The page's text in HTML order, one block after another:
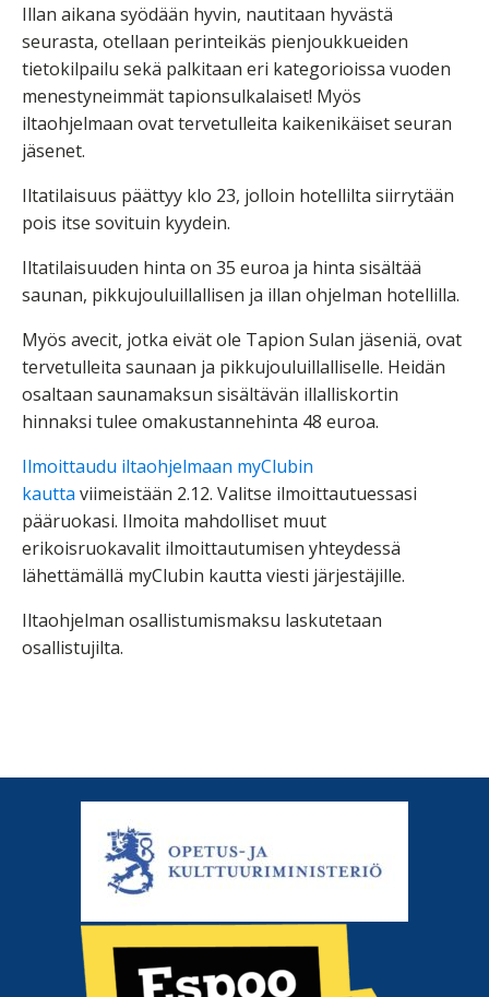
Illan aikana syödään hyvin, nautitaan hyvästä
seurasta, otellaan perinteikäs pienjoukkueiden
tietokilpailu sekä palkitaan eri kategorioissa vuoden
menestyneimmät tapionsulkalaiset! Myös
iltaohjelmaan ovat tervetulleita kaikenikäiset seuran
jäsenet.
Iltatilaisuus päättyy klo 23, jolloin hotellilta siirrytään
pois itse sovituin kyydein.
Iltatilaisuuden hinta on 35 euroa ja hinta sisältää
saunan, pikkujouluillallisen ja illan ohjelman hotellilla.
Myös avecit, jotka eivät ole Tapion Sulan jäseniä, ovat
tervetulleita saunaan ja pikkujouluillalliselle. Heidän
osaltaan saunamaksun sisältävän illalliskortin
hinnaksi tulee omakustannehinta 48 euroa.
Ilmoittaudu iltaohjelmaan myClubin
kautta viimeistään 2.12. Valitse ilmoittautuessasi
pääruokasi. Ilmoita mahdolliset muut
erikoisruokavalit ilmoittautumisen yhteydessä
lähettämällä myClubin kautta viesti järjestäjille.
Iltaohjelman osallistumismaksu laskutetaan
osallistujilta.